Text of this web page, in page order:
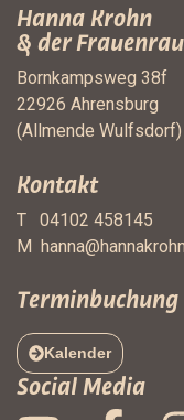
Hanna Krohn
& der
Bornkampsweg 38f
22926 Ahrensburg
(Allmende Wulfsdorf)
Kontakt
T 04102 458145
M
Terminbuchung
Kalender
Social Media